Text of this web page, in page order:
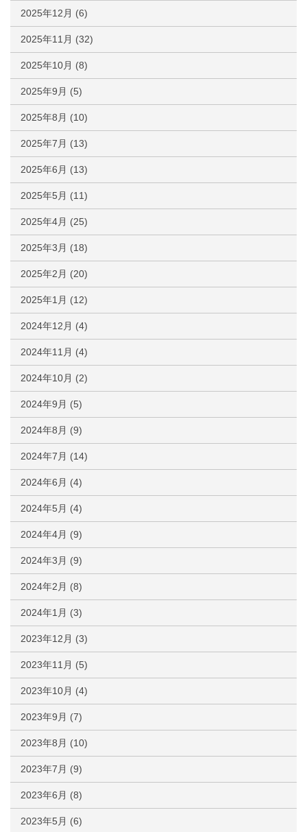
2025年12月 (6)
2025年11月 (32)
2025年10月 (8)
2025年9月 (5)
2025年8月 (10)
2025年7月 (13)
2025年6月 (13)
2025年5月 (11)
2025年4月 (25)
2025年3月 (18)
2025年2月 (20)
2025年1月 (12)
2024年12月 (4)
2024年11月 (4)
2024年10月 (2)
2024年9月 (5)
2024年8月 (9)
2024年7月 (14)
2024年6月 (4)
2024年5月 (4)
2024年4月 (9)
2024年3月 (9)
2024年2月 (8)
2024年1月 (3)
2023年12月 (3)
2023年11月 (5)
2023年10月 (4)
2023年9月 (7)
2023年8月 (10)
2023年7月 (9)
2023年6月 (8)
2023年5月 (6)